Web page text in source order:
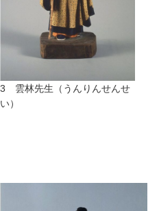
3 雲林先生（うんりんせんせ
い）